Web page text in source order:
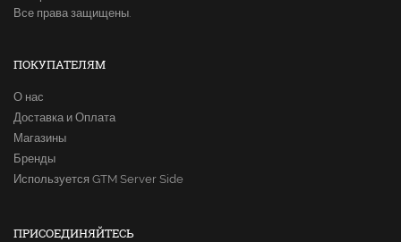
Все права защищены.
ПОКУПАТЕЛЯМ
О нас
Доставка и Оплата
Магазины
Бренды
Используется GTM Server Side
ПРИСОЕДИНЯЙТЕСЬ